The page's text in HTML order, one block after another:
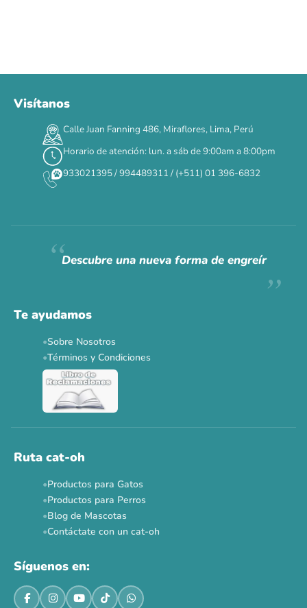
DÍAS HORAS MIN SEG
✕
Siempre fuimosraros.
Ver todas las promos 🐾
Visítanos
Calle Juan Fanning 486, Miraflores, Lima, Perú
Horario de atención: lun. a sáb de 9:00am a 8:00pm
933021395 / 994489311 / (+511) 01 396-6832
Descubre una nueva forma de engreír
Te ayudamos
Sobre Nosotros
Términos y Condiciones
Ruta cat-oh
Productos para Gatos
Productos para Perros
Blog de Mascotas
Contáctate con un cat-oh
Síguenos en: